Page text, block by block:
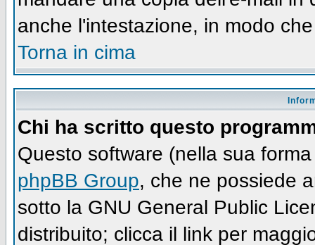
anche l'intestazione, in modo
Torna in cima
Chi ha scritto questo
Questo software (nella sua
phpBB Group, che ne possiede
sotto la GNU General Public
distribuito; clicca il link per